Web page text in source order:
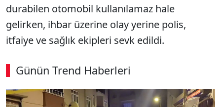
durabilen otomobil kullanılamaz hale
gelirken, ihbar üzerine olay yerine polis,
itfaiye ve sağlık ekipleri sevk edildi.
Günün Trend Haberleri